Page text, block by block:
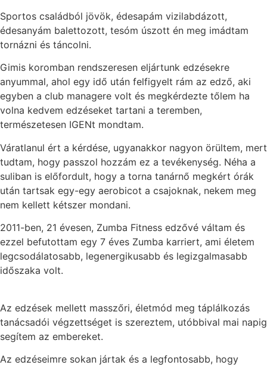
Sportos családból jövök, édesapám vizilabdázott,
édesanyám balettozott, tesóm úszott én meg imádtam
tornázni és táncolni.
Gimis koromban rendszeresen eljártunk edzésekre
anyummal, ahol egy idő után felfigyelt rám az edző, aki
egyben a club managere volt és megkérdezte tőlem ha
volna kedvem edzéseket tartani a teremben,
természetesen IGENt mondtam.
Váratlanul ért a kérdése, ugyanakkor nagyon örültem, mert
tudtam, hogy passzol hozzám ez a tevékenység. Néha a
suliban is előfordult, hogy a torna tanárnő megkért órák
után tartsak egy-egy aerobicot a csajoknak, nekem meg
nem kellett kétszer mondani.
2011-ben, 21 évesen, Zumba Fitness edzővé váltam és
ezzel befutottam egy 7 éves Zumba karriert, ami életem
legcsodálatosabb, legenergikusabb és legizgalmasabb
időszaka volt.
Az edzések mellett masszőri, életmód meg táplálkozás
tanácsadói végzettséget is szereztem, utóbbival mai napig
segítem az embereket.
Az edzéseimre sokan jártak és a legfontosabb, hogy